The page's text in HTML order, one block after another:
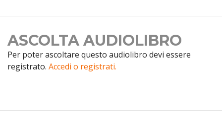
ASCOLTA AUDIOLIBRO
Per poter ascoltare questo audiolibro devi essere
registrato. Accedi o registrati.